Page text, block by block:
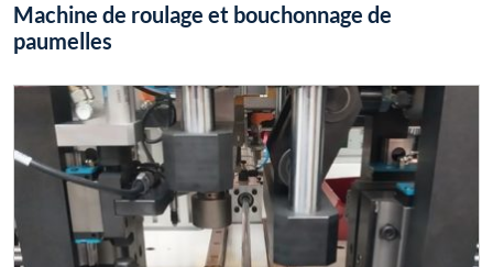
Machine de roulage et bouchonnage de
paumelles